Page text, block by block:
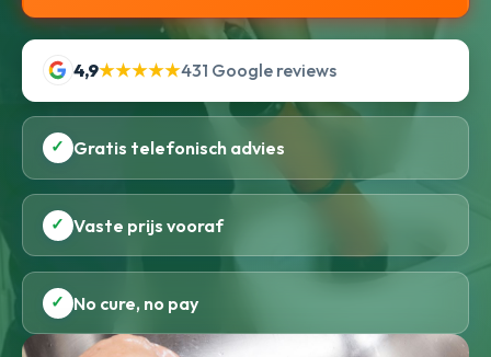
4,9★★★★★431 Google reviews
✓ Gratis telefonisch advies
✓ Vaste prijs vooraf
✓ No cure, no pay